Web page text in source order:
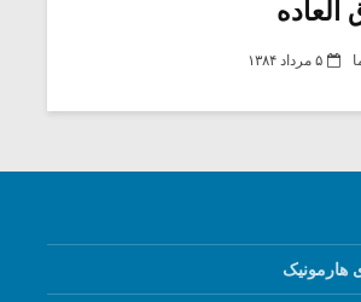
۵ مرداد ۱۳۸۴
هارمونیک